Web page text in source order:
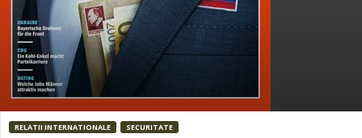
RELATII INTERNATIONALE SECURITATE